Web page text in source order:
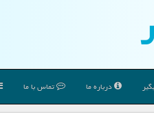
درباره ما تماس با ما